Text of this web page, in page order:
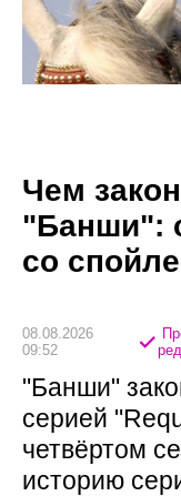
Чем
"Банши":
со
08.08.2026
09:52
"Банши"
серией
четвёртом
историю